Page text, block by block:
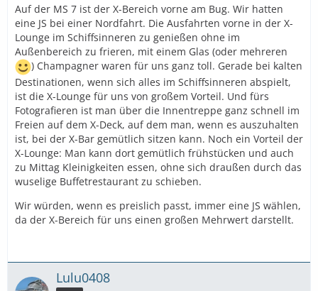
Auf der MS 7 ist der X-Bereich vorne am Bug. Wir hatten
eine JS bei einer Nordfahrt. Die Ausfahrten vorne in der X-
Lounge im Schiffsinneren zu genießen ohne im
Außenbereich zu frieren, mit einem Glas (oder mehreren
) Champagner waren für uns ganz toll. Gerade bei kalten
Destinationen, wenn sich alles im Schiffsinneren abspielt,
ist die X-Lounge für uns von großem Vorteil. Und fürs
Fotografieren ist man über die Innentreppe ganz schnell im
Freien auf dem X-Deck, auf dem man, wenn es auszuhalten
ist, bei der X-Bar gemütlich sitzen kann. Noch ein Vorteil der
X-Lounge: Man kann dort gemütlich frühstücken und auch
zu Mittag Kleinigkeiten essen, ohne sich draußen durch das
wuselige Buffetrestaurant zu schieben.
Wir würden, wenn es preislich passt, immer eine JS wählen,
da der X-Bereich für uns einen großen Mehrwert darstellt.
Lulu0408